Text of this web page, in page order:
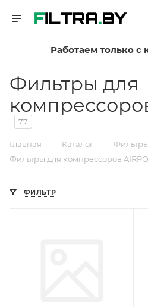
Работаем только
Фильтры для
77
Главная — Каталог —
Фильтры для компрессоров
ФИЛЬТР